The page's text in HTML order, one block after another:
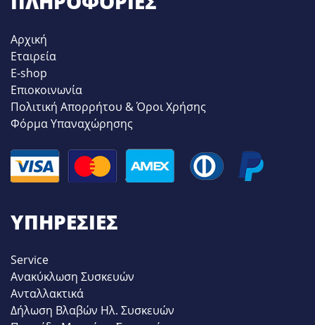
Αρχική
Εταιρεία
E-shop
Επιοκοινωνία
Πολιτική Απορρήτου & Όροι Χρήσης
Φόρμα Υπαναχώρησης
ΥΠΗΡΕΣΊΕΣ
Service
Ανακύκλωση Συσκευών
Ανταλλακτικά
Δήλωση Βλαβών Ηλ. Συσκευών